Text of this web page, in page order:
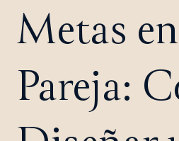
Metas en
Pareja: